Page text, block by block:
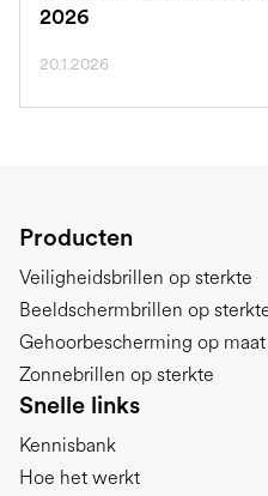
2026
20.1.2026
Producten
Veiligheidsbrillen op sterkte
Beeldschermbrillen op
Gehoorbescherming op maat
Zonnebrillen op sterkte
Snelle links
Kennisbank
Hoe het werkt